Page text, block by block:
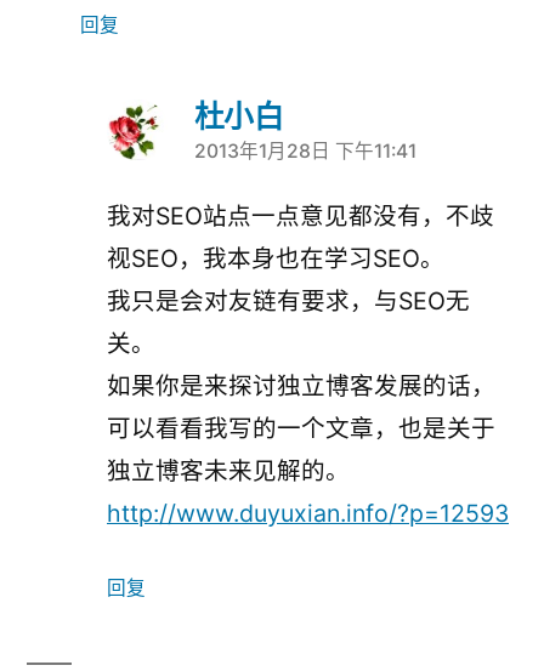
回复
杜小白
说：
2013年1月28日 下午11:41
我对SEO站点一点意见都没有，不歧
视SEO，我本身也在学习SEO。
我只是会对友链有要求，与SEO无
关。
如果你是来探讨独立博客发展的话，
可以看看我写的一个文章，也是关于
独立博客未来见解的。
http://www.duyuxian.info/?p=12593
回复